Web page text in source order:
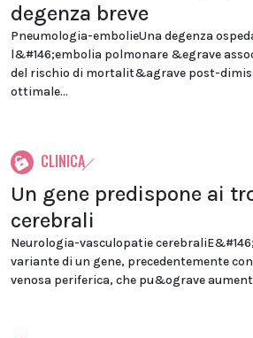
degenza breve
Pneumologia-embolieUna degenza
l&#146;embolia polmonare &egrave
del rischio di mortalit&agrave post-
ottimale...
CLINICA
Un gene predispone ai
cerebrali
Neurologia-vasculopatie
variante di un gene, precedentemente
venosa periferica, che pu&ograve